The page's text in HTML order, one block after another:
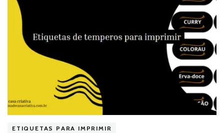
ETIQUETAS PARA IMPRIMIR